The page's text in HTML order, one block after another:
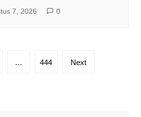
7, 2026 0
… 444 Next